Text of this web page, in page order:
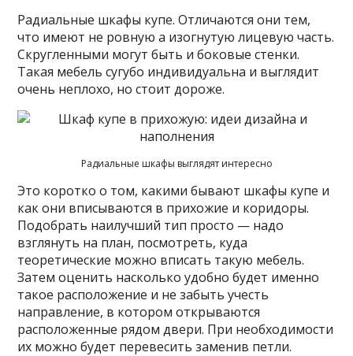
Радиальные шкафы купе. Отличаются они тем,
что имеют не ровную а изогнутую лицевую часть.
Скругленными могут быть и боковые стенки.
Такая мебель сугубо индивидуальна и выглядит
очень неплохо, но стоит дороже.
Радиальные шкафы выглядят интересно
Это коротко о том, какими бывают шкафы купе и
как они вписываются в прихожие и коридоры.
Подобрать наилучший тип просто — надо
взглянуть на план, посмотреть, куда
теоретические можно вписать такую мебель.
Затем оценить насколько удобно будет именно
такое расположение и не забыть учесть
направление, в котором открываются
расположенные рядом двери. При необходимости
их можно будет перевесить заменив петли.